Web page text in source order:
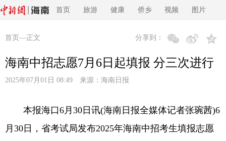
首页 旅游 健康 侨乡 视频 图片
首页 —正文 分享到：
海南中招志愿7月6日起填报 分三次进行
2025年07月01日 08:49 来源： 海南日报
本报海口6月30日讯(海南日报全媒体记者张琬茜)6
月30日，省考试局发布2025年海南中招考生填报志愿